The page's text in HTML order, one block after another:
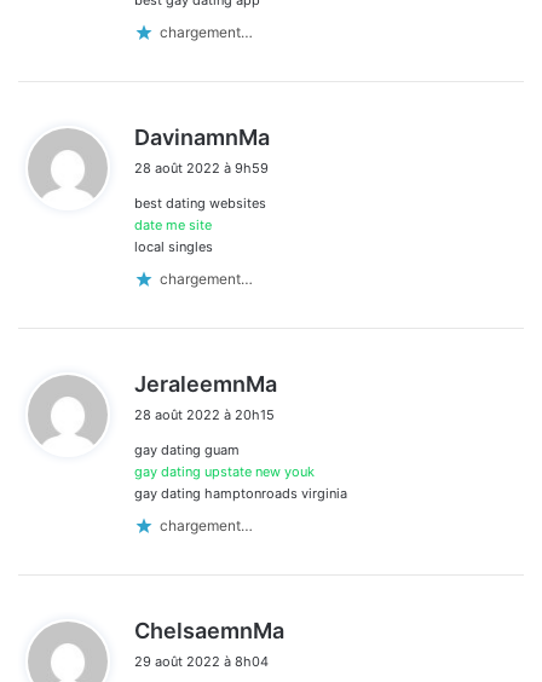
chargement…
DavinamnMa
28 août 2022 à 9h59
best dating websites
date me site
local singles
chargement…
JeraleemnMa
:
28 août 2022 à 20h15
gay dating guam
gay dating upstate new youk
gay dating hamptonroads virginia
chargement…
ChelsaemnMa
29 août 2022 à 8h04